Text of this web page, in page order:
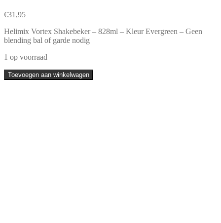
€31,95
Helimix Vortex Shakebeker – 828ml – Kleur Evergreen – Geen
blending bal of garde nodig
1 op voorraad
Helimix
Vortex
Toevoegen aan winkelwagen